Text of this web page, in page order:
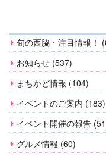
旬の西脇・注目情報！
お知らせ (537)
まちかど情報 (104)
イベントのご案内 (183)
イベント開催の報告
グルメ情報 (60)